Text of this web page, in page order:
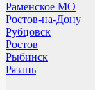
Раменское МО
Ростов-на-Дону
Рубцовск
Ростов
Рыбинск
Рязань